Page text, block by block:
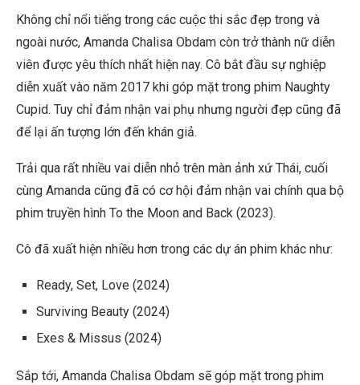
Không chỉ nổi tiếng trong các cuộc thi sắc đẹp trong và
ngoài nước, Amanda Chalisa Obdam còn trở thành nữ diễn
viên được yêu thích nhất hiện nay. Cô bắt đầu sự nghiệp
diễn xuất vào năm 2017 khi góp mặt trong phim Naughty
Cupid. Tuy chỉ đảm nhận vai phụ nhưng người đẹp cũng đã
để lại ấn tượng lớn đến khán giả.
Trải qua rất nhiều vai diễn nhỏ trên màn ảnh xứ Thái, cuối
cùng Amanda cũng đã có cơ hội đảm nhận vai chính qua bộ
phim truyền hình To the Moon and Back (2023).
Cô đã xuất hiện nhiều hơn trong các dự án phim khác như:
Ready, Set, Love (2024)
Surviving Beauty (2024)
Exes & Missus (2024)
Sắp tới, Amanda Chalisa Obdam sẽ góp mặt trong phim